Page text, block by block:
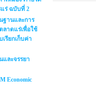
ร่ ฉบับที่ 2
ฐานและการ
ลาดแร่เพื่อใช้
รียกเก็บค่า
ละจรรยา
Economic